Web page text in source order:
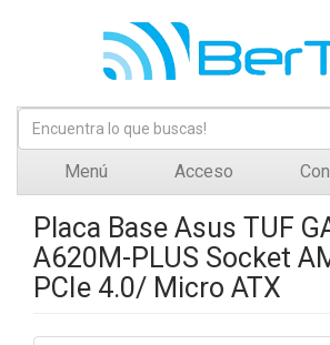
Menú Acceso
Placa Base Asus TUF
A620M-PLUS Socket
PCIe 4.0/ Micro ATX